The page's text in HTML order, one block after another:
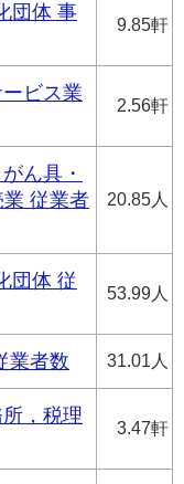
団体 事
9.85軒
ビス業
2.56軒
ん具・
従業者
20.85人
団体 従
53.99人
業者数 31.01人
，税理
3.47軒